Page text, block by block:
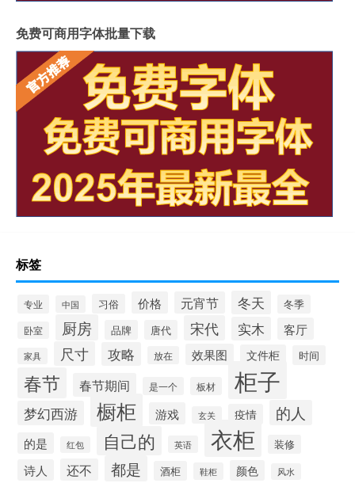
免费可商用字体批量下载
标签
专业 中国 习俗 价格 元宵节 冬天 冬季
卧室 厨房 品牌 唐代 宋代 实木 客厅
家具 尺寸 攻略 放在 效果图 文件柜 时间
春节 春节期间 是一个 板材 柜子
梦幻西游 橱柜 游戏 玄关 疫情 的人
的是 红包 自己的 英语 衣柜 装修
诗人 还不 都是 酒柜 鞋柜 颜色 风水